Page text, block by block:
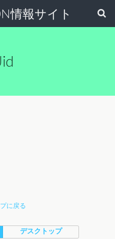
情報サイト
に戻る
デスクトップ